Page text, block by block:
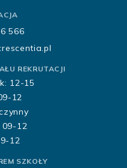
566
REKRUTACJI
12-15
12
12
12
SZKOŁY